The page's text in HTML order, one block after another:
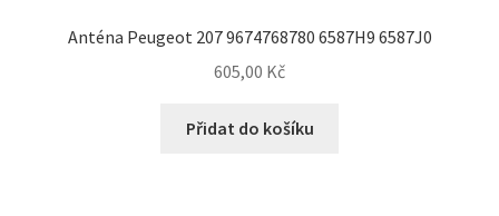
Anténa Peugeot 207 9674768780 6587H9 6587J0
605,00 Kč
Přidat do košíku